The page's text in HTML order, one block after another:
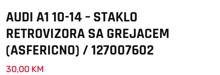
AUDI A1 10-14 – STAKLO
RETROVIZORA SA GREJACEM
(ASFERICNO) / 127007602
30,00 KM